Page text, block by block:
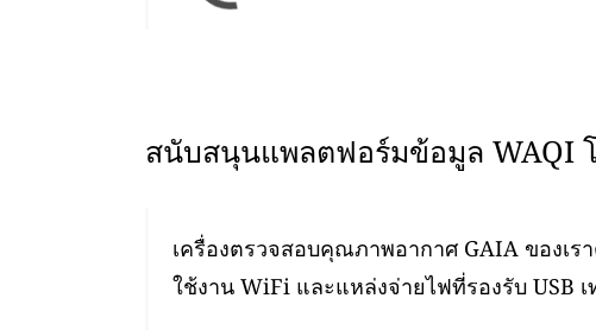
สนับสนุนแพลตฟอร์มข้อมูล WAQI
เครื่องตรวจสอบคุณภาพอากาศ GAIA ของเ
ใช้งาน WiFi และแหล่งจ่ายไฟที่รองรับ USB